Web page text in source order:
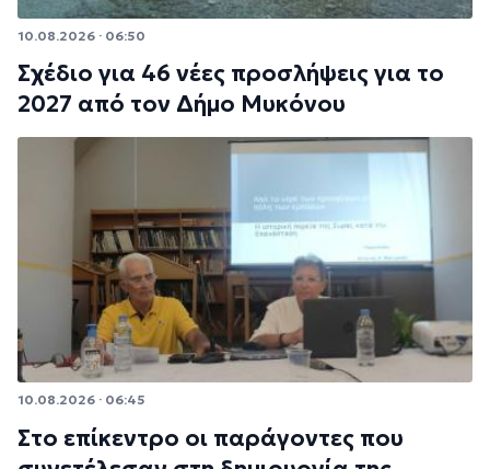
10.08.2026 · 06:50
Σχέδιο για 46 νέες προσλήψεις για το
2027 από τον Δήμο Μυκόνου
10.08.2026 · 06:45
Στο επίκεντρο οι παράγοντες που